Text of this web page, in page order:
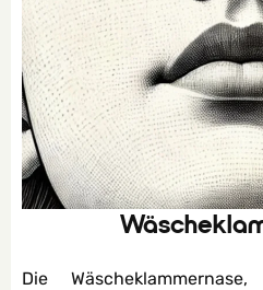
Die